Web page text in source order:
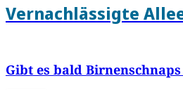
Vernachlässigte
Gibt es bald